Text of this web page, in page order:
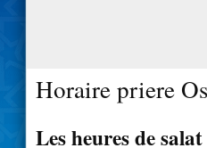
Horaire priere
Les heures de